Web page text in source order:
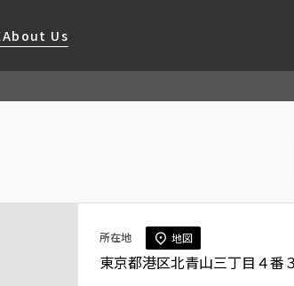
About Us
所在地 地図
東京都港区北青山三丁目４番